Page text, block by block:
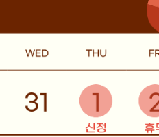
역사문화교육콘텐츠
교육
살아있는 역사교육
사회서비스
진행 프로그램
사이트맵